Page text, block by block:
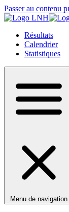
Passer au contenu
Résultats
Calendrier
Statistiques
Menu de navigation